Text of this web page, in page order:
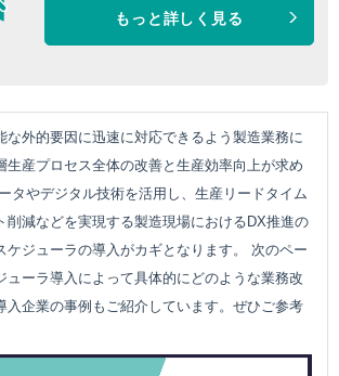
もっと詳しく見る
な外的要因に迅速に対応できるよう製造業務に
生産プロセス全体の改善と生産効率向上が求め
タやデジタル技術を活用し、生産リードタイム
削減などを実現する製造現場におけるDX推進の
ケジューラの導入がカギとなります。 次のペー
ューラ導入によって具体的にどのような業務改
入企業の事例もご紹介しています。ぜひご参考